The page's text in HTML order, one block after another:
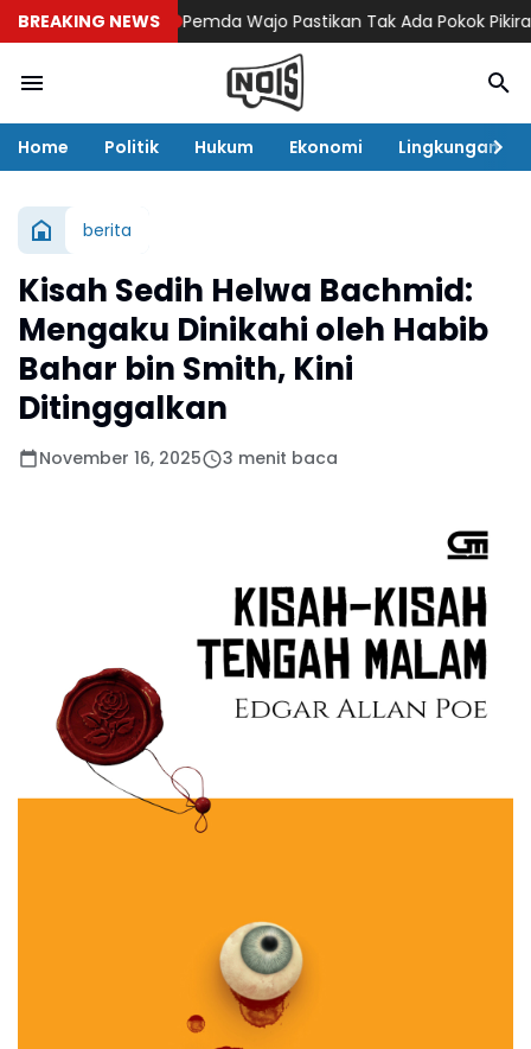
BREAKING NEWSPemda Wajo Pastikan Tak Ada Pokok Pikiran
Home Politik Hukum Ekonomi Lingkungan
berita
Kisah Sedih Helwa Bachmid:
Mengaku Dinikahi oleh Habib
Bahar bin Smith, Kini
Ditinggalkan
November 16, 2025 3 menit baca